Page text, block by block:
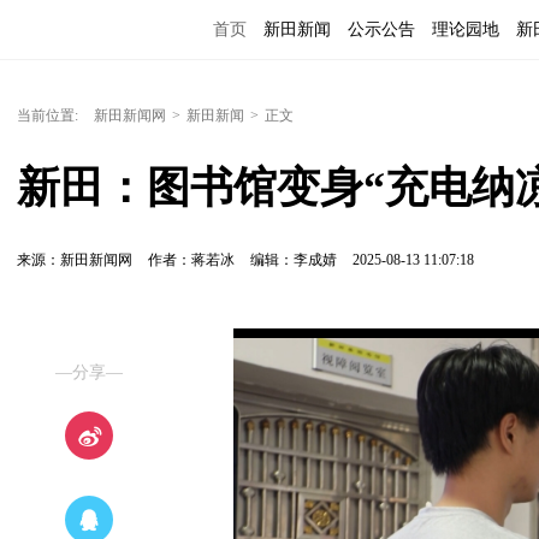
首页 新田新闻 公示公告 理论园地 新
当前位置: 新田新闻网 > 新田新闻 > 正文
新田：图书馆变身“充电纳
来源：新田新闻网 作者：蒋若冰 编辑：李成婧 2025-08-13 11:07:18
—分享—